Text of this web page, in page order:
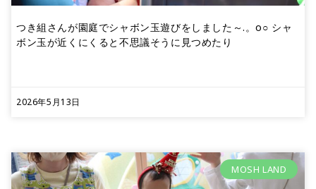
つき組さんが園庭でシャボン玉遊びをしました～.。o○ シャ
ボン玉が近くにくると不思議そうに見つめたり
2026年5月13日
MOSH LAND